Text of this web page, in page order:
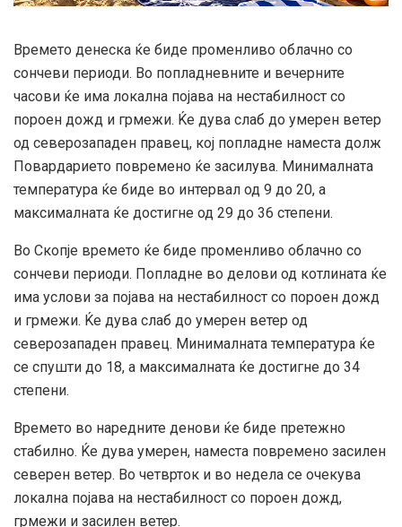
Времето денеска ќе биде променливо облачно со
сончеви периоди. Во попладневните и вечерните
часови ќе има локална појава на нестабилност со
пороен дожд и грмежи. Ќе дува слаб до умерен ветер
од северозападен правец, кој попладне наместа долж
Повардарието повремено ќе засилува. Минималната
температура ќе биде во интервал од 9 до 20, а
максималната ќе достигне од 29 до 36 степени.
Во Скопје времето ќе биде променливо облачно со
сончеви периоди. Попладне во делови од котлината ќе
има услови за појава на нестабилност со пороен дожд
и грмежи. Ќе дува слаб до умерен ветер од
северозападен правец. Минималната температура ќе
се спушти до 18, а максималната ќе достигне до 34
степени.
Времето во наредните денови ќе биде претежно
стабилно. Ќе дува умерен, наместа повремено засилен
северен ветер. Во четврток и во недела се очекува
локална појава на нестабилност со пороен дожд,
грмежи и засилен ветер.